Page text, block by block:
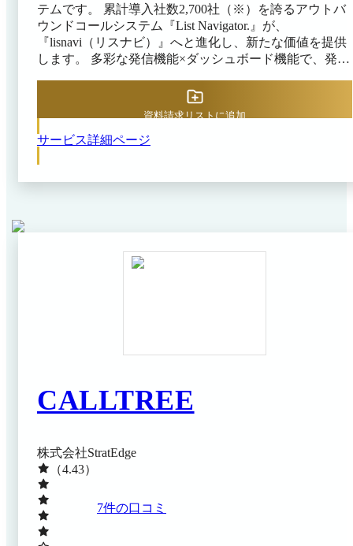
テムです。 累計導入社数2,700社（※）を誇るアウトバ
ウンドコールシステム『List Navigator.』が、
『lisnavi（リスナビ）』へと進化し、新たな価値を提供
します。 多彩な発信機能×ダッシュボード機能で、発信
さらに、リスト・ヒアリング項目・電話番号などをプロ
ジェクト別に柔軟にカスタマイズできるので、多くの案
効率を最大化する多彩な発信機能 ・直感的な操作のダ
サービス詳細ページ
資料請求リストに追加
CALLTREE
株式会社StratEdge
（4.43）
7件の口コミ